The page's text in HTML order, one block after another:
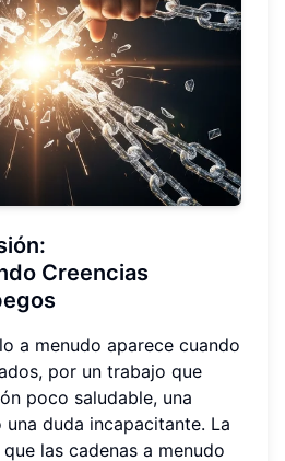
Creencias
a menudo aparece cuando
por un trabajo que
poco saludable, una
duda incapacitante. La
las cadenas a menudo